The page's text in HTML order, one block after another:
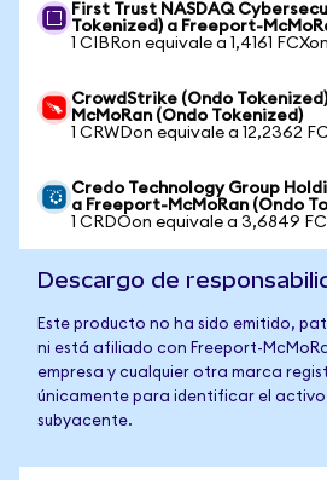
First Trust NASDAQ
Tokenized) a Freeport-
1 CIBRon equivale a 1,4161 FCXon
CrowdStrike (Ondo
McMoRan (Ondo Tokenized)
1 CRWDon equivale a 12,2362
Credo Technology Group
a Freeport-McMoRan (Ondo
1 CRDOon equivale a 3,6849
Descargo de
Este producto no ha sido emitido,
ni está afiliado con Freeport-
empresa y cualquier otra marca
únicamente para identificar el
subyacente.